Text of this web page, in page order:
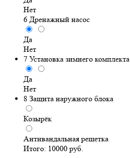
Нет
6 Дренажный насос
Да
Нет
7 Установка зимнего комплекта
Да
Нет
8 Защита наружного блока
Козырёк
Антивандальная решетка
Итого: 10000 руб.